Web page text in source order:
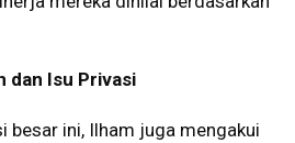
dan Isu Privasi
besar ini, Ilham juga mengakui